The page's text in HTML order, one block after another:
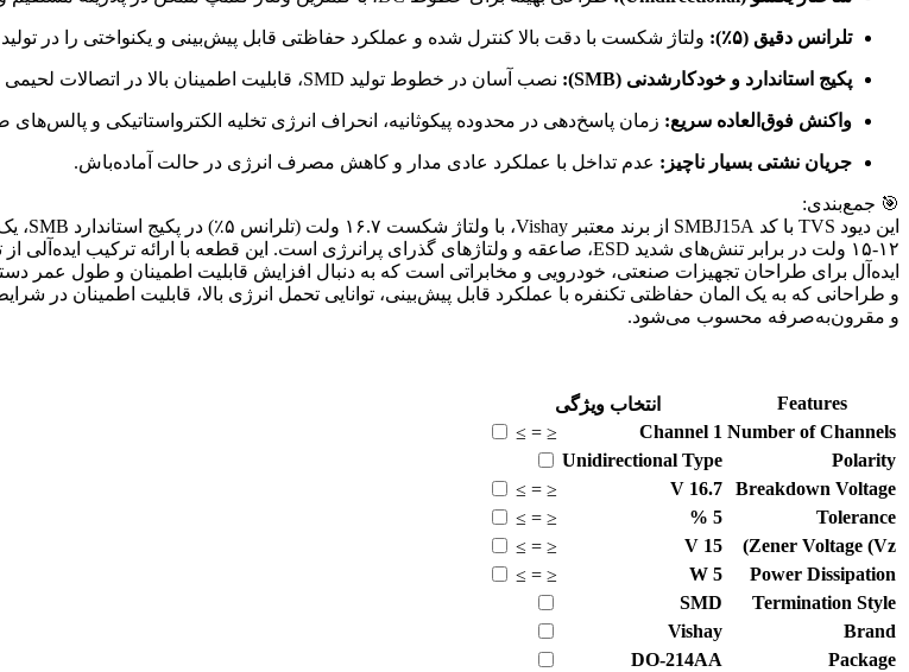
تلرانس دقیق (۵٪): ولتاژ شکست با دقت بالا کنترل شده و عملکرد حفاظتی قابل پیش‌بینی و یکنواختی را در
پکیج استاندارد و خودکارشدنی (SMB): نصب آسان در خطوط تولید SMD، قابلیت اطمینان بالا در اتصالات لحیمی و مناسب برای طراحی‌های مدرن و خودکار.
واکنش فوق‌العاده سریع: زمان پاسخ‌دهی در محدوده پیکوثانیه، انحراف انرژی تخلیه الکترواستاتیکی و
جریان نشتی بسیار ناچیز: عدم تداخل با عملکرد عادی مدار و کاهش مصرف انرژی در حالت آماده‌باش.
🎯 جمع‌بندی:
ایده‌آل برای طراحان تجهیزات صنعتی، خودرویی و مخابراتی است که به دنبال افزایش قابلیت اطمینان و طول عمر
و طراحانی که به یک المان حفاظتی تکنفره با عملکرد قابل پیش‌بینی، توانایی تحمل انرژی بالا، قابلیت اطمینان در
و مقرون‌به‌صرفه محسوب می‌شود.
Features
انتخاب ویژگی
Number of Channels
1
Channel
≤
=
≥
Polarity
Unidirectional Type
Breakdown Voltage
16.7
V
≤
=
≥
Tolerance
5
%
≤
=
≥
Zener Voltage (Vz)
15
V
≤
=
≥
Power Dissipation
5
W
≤
=
≥
Termination Style
SMD
Brand
Vishay
Package
DO-214AA